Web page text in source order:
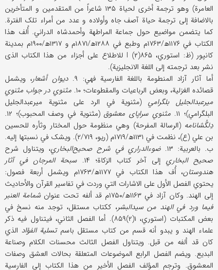
العامرة) وهو ترجمة أخری لحیاة ۱۳۵ شاعراً من المتقدمین و المتأخرین
بالاضافة إلی ترجمة حیاة آصف جاه وأولاده و عدد من أمراء تلک الفترة.
کما یتضمن مواضیع حول جماعة المراطهة وأحمدشاه الدراني. أُلف هذا
الکتاب في ۱۱۷۶ھ/۱۷۶۳م وطبع في ۱۲۸۸ھ/۱۸۷۱م و ۱۳۱۷ھ/۱۹۰۰م بمدینة
کانپور (ظ: استوري، ۸۶۵(۲) I للاطلاع علی أجزاء من هذا الکتاب الذی
نشر بعد ترجمته إلی اللغة الانجلیزیة).
أما آثار آزاد المنطومة باللغة الفارسیة فهي: ۹.
دیوان أشعار، ویشمل
قصائده الغزلیة، وبعض الرباعیات والمقطوعات؛ ۱۰.
مثنوي در جواب مثنوي
میرعبدالجلیل بلگرامي (مثنویة في الرد علی مثنویة میرعبدالجلیل
البلگرامي)؛ ۱۱.
مثنوي سراپای معشوق(مثنویة في وصف المحبوب)؛ ۱۲.
دِلگُشانامه (الرسالة المفرحة) وهي منظومة حول المختار وثأره للحسین
بن علي (ع)، نظمت في ۱۱۳۱ھ/۱۷۱۹م (ریو، ۲/۷۱۹). ویشک في نسبتها إلیه.
ب. بالعربیة: ۱۳.
ضوءالدراري في شرح صحیح‌البخاري، ویتناول شرح
صحیح البخاري إلی آخر کتاب الزکاة؛ ۱۴.
سبحة المرجان في آثار
هندوستان
، أُف هذا الکتاب في ۱۱۷۷ھ/۱۷۶۳م ویشمل أربعة فصول:
یحتوي الفصل الأول علی الاشارات التي وردت في تفاسیر القرآن والأحادیث
إلی الهند. وکان آزاد في ۱۱۶۳ھ/۱۷۵۰م قد ألفه تحت عنوان
شمامة العنبر
فیما ورد في الهند من سیدالبشر، ککتاب مستقل، توجد منه نسخ في
بعض المکتبات (استوري، ۱(۲)۸۵۹). أما الفصل الثاني، فیتناول فیه ذکر
علماء الهند و یبدو أنه قسم من کتاب مستقل باسمتسلیة الفؤاد الذي
کان قد ألفه من قبل. ویتناول الفصل الثالث محسنات الکلام وصناعة
البدیع. ویضم الفصل الرابع الموضوعات المتعلقة بحالات العشق وصفات
المعشوق. وترجم المؤلف الفصل الأخیر من هذا الکتاب إلی الفارسیة